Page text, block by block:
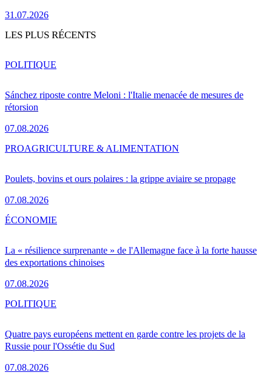
31.07.2026
LES PLUS RÉCENTS
Sánchez riposte contre Meloni : l'Italie menacée de mesures de
rétorsion
07.08.2026
POLITIQUE
Poulets, bovins et ours polaires : la grippe aviaire se propage
07.08.2026
PROAGRICULTURE & ALIMENTATION
La « résilience surprenante » de l'Allemagne face à la forte hausse
des exportations chinoises
07.08.2026
ÉCONOMIE
Quatre pays européens mettent en garde contre les projets de la
Russie pour l'Ossétie du Sud
07.08.2026
POLITIQUE